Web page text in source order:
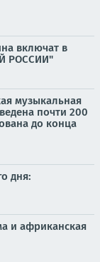
включат в
РОССИИ"
музыкальная
почти 200
до конца
дня:
и африканская